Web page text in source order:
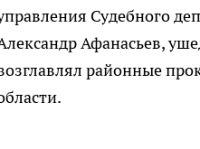
Судебного
Афанасьев,
районные